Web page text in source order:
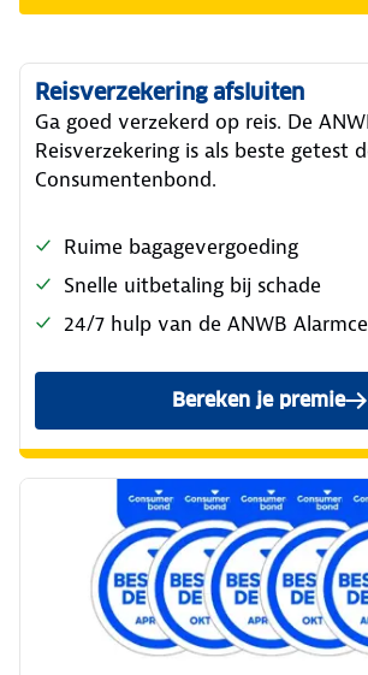
Reisverzekering afsluiten
Ga goed verzekerd op reis. De
Reisverzekering is als beste getest
Consumentenbond.
Ruime bagagevergoeding
Snelle uitbetaling bij schade
24/7 hulp van de ANWB
Bereken je premie